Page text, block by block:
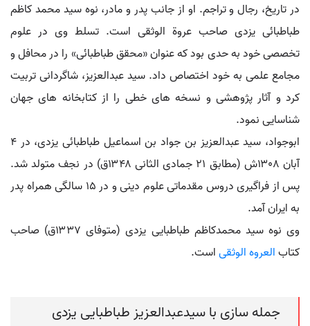
در تاریخ، رجال و تراجم. او از جانب پدر و مادر، نوه سید محمد کاظم
طباطبائی یزدی صاحب عروة الوثقی است. تسلط وی در علوم
تخصصی خود به حدی بود که عنوان «محقق طباطبائی» را در محافل و
مجامع علمی به خود اختصاص داد. سید عبدالعزیز، شاگردانی تربیت
کرد و آثار پژوهشی و نسخه های خطی را از کتابخانه های جهان
شناسایی نمود.
ابوجواد، سید عبدالعزیز بن جواد بن اسماعیل طباطبائی یزدی، در ۴
آبان ۱۳۰۸ش (مطابق ۲۱ جمادی الثانی ۱۳۴۸ق) در نجف متولد شد.
پس از فراگیری دروس مقدماتی علوم دینی و در ۱۵ سالگی همراه پدر
به ایران آمد.
وی نوه سید محمدکاظم طباطبایی یزدی (متوفای ۱۳۳۷ق) صاحب
کتابالعروه الوثقیاست.
جمله سازی با سیدعبدالعزیز طباطبایی یزدی